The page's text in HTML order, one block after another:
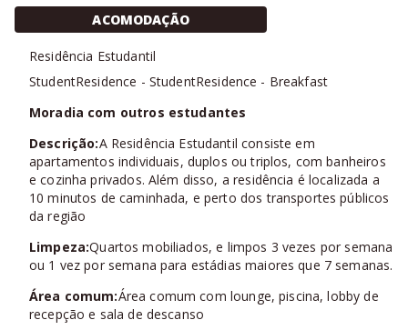
ACOMODAÇÃO
Residência Estudantil
StudentResidence - StudentResidence - Breakfast
Moradia com outros estudantes
Descrição:A Residência Estudantil consiste em
apartamentos individuais, duplos ou triplos, com banheiros
e cozinha privados. Além disso, a residência é localizada a
10 minutos de caminhada, e perto dos transportes públicos
da região
Limpeza:Quartos mobiliados, e limpos 3 vezes por semana
ou 1 vez por semana para estádias maiores que 7 semanas.
Área comum:Área comum com lounge, piscina, lobby de
recepção e sala de descanso